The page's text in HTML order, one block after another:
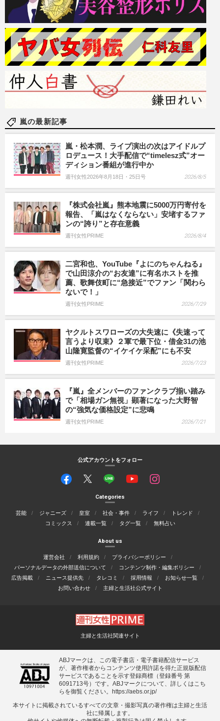
嵐の最新記事
嵐・松本潤、ライブ演出の次はアイドルプ
ロデュース！大手配信で“timelesz式”オー
ディション番組が進行中か
週刊女性2026年8月18日・25日号 2026/8/5
『株式会社嵐』熊本地震に5000万円寄付を
報告、「嵐はなくならない」安堵するファ
ンの“誇り”と存在意義
週刊女性PRIME 2026/8/4
二宮和也、YouTube『よにのちゃんねる』
で山田涼介の“お友達”に有名ホストを推
薦、歌舞伎町に“急接近”でファン「関わら
ないで！」
週刊女性PRIME 2026/7/29
ヤクルトスワローズの大失速に《失速って
言うより収束》２軍で最下位・借金31の池
山隆寛監督の“イケイケ采配”にも不安
週刊女性PRIME 2026/7/23
『嵐』全メンバーのファンクラブ揃い踏み
で「相場ガン無視」顕著になった大野智
の“強気な価格設定”に悲鳴
週刊女性PRIME 2026/7/21
公式アカウントをフォロー
Categories
芸能 ジャニーズ 皇室 社会・事件 ライフ
トレンド
コミックス
連載一覧 タグ一覧 無料占い
About us
運営会社 利用規約
プライバシーポリシー
パーソナルデータの外部送信について
コンテンツ制作・編集ポリシー
広告掲載
ニュース提供先 タレコミ 採用情報
お知らせ一覧
お問い合わせ
主婦と生活社公式サイト
主婦と生活社関連サイト
ABJマークは、この電子書店・電子書籍配信サービス
が、著作権者からコンテンツ使用許諾を得た正規版配信
サービスであることを示す登録商標（登録番号 第
6091713号）です。ABJマークについて、詳しくはこち
らを御覧ください。 https://aebs.or.jp/
本サイトに掲載されているすべての⽂章・撮影写真の著作権は主婦と⽣活
社に帰属します。